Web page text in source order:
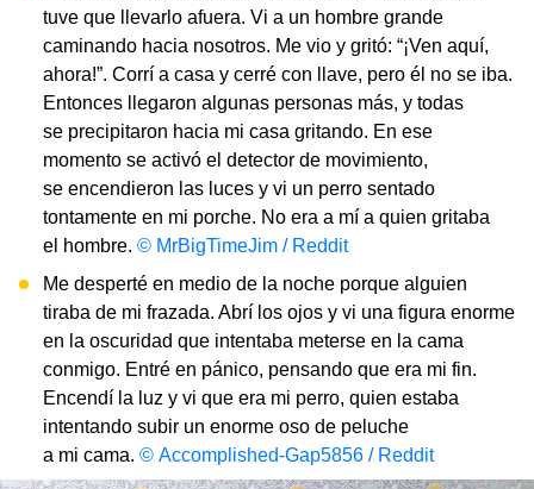
tuve que llevarlo afuera. Vi a un hombre grande
caminando hacia nosotros. Me vio y gritó: “¡Ven aquí,
ahora!”. Corrí a casa y cerré con llave, pero él no se iba.
Entonces llegaron algunas personas más, y todas
se precipitaron hacia mi casa gritando. En ese
momento se activó el detector de movimiento,
se encendieron las luces y vi un perro sentado
tontamente en mi porche. No era a mí a quien gritaba
el hombre. © MrBigTimeJim / Reddit
Me desperté en medio de la noche porque alguien
tiraba de mi frazada. Abrí los ojos y vi una figura enorme
en la oscuridad que intentaba meterse en la cama
conmigo. Entré en pánico, pensando que era mi fin.
Encendí la luz y vi que era mi perro, quien estaba
intentando subir un enorme oso de peluche
a mi cama. © Accomplished-Gap5856 / Reddit